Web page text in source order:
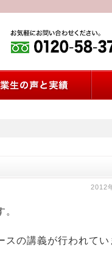
2012
の講義が行われてい